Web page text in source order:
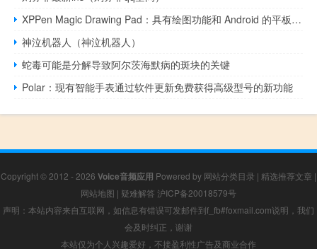
XPPen Magic Drawing Pad：具有绘图功能和 Android 的平板电脑
神泣机器人（神泣机器人）
蛇毒可能是分解导致阿尔茨海默病的斑块的关键
Polar：现有智能手表通过软件更新免费获得高级型号的新功能
Copyright © 2012 - 2026 Voice音频应用 Powered by 网站分类目录 | 精选推荐文章 |
网站地图 | 疑难解答 沪ICP备20018579号
声明：本站内容来自互联网，如信息有错误可发邮件到f_fb#foxmail.com说明，我们
会及时纠正，谢谢
本站仅为个人兴趣爱好，不接盈利性广告及商业合作